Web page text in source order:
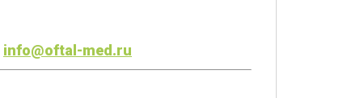
info@oftal-med.ru